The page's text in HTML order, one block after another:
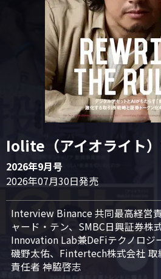
Iolite（アイオライト
2026年9月号
2026年07月30日発売
Interview Binance 共同最高経営
ャード・テン、SMBC日興証券株
Innovation Lab兼DeFiテクノロジ
磯野太佑、Fintertech株式会社
責任者 神脇啓志